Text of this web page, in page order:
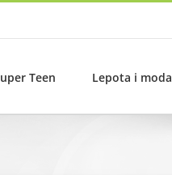
Teen Lepota i moda